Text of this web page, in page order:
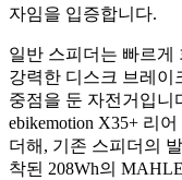
자임을 입증합니다.
일반 스피더는 빠르게
강력한 디스크 브레이
중점을 둔 자전거입니
ebikemotion X35+ 리
더해, 기존 스피더의
착된 208Wh의